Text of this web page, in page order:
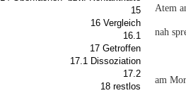
15
16 Vergleich
16.1
17 Getroffen
17.1 Dissoziation
17.2
18 restlos
Atem
nah
am